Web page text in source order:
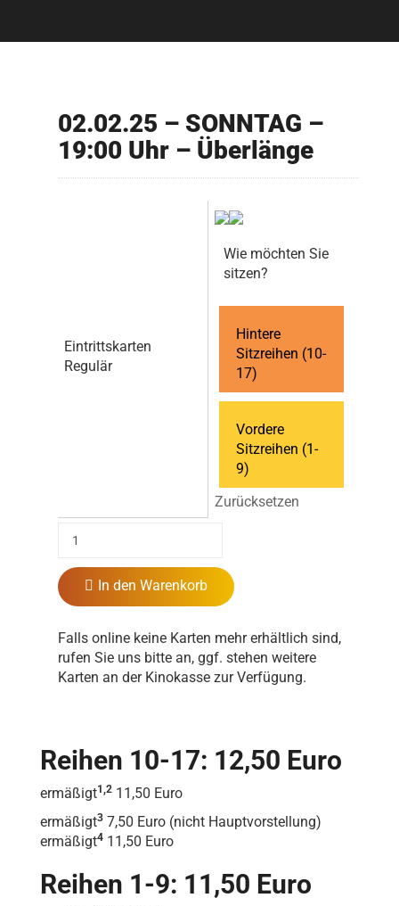
02.02.25 – SONNTAG –
19:00 Uhr – Überlänge
Eintrittskarten
Regulär
Wie möchten Sie
sitzen?
Hintere
Sitzreihen (10-
17)
Vordere
Sitzreihen (1-
9)
Zurücksetzen
In den Warenkorb
Falls online keine Karten mehr erhältlich sind,
rufen Sie uns bitte an, ggf. stehen weitere
Karten an der Kinokasse zur Verfügung.
Reihen 10-17: 12,50 Euro
ermäßigt1,2 11,50 Euro
ermäßigt3 7,50 Euro (nicht Hauptvorstellung)
ermäßigt4 11,50 Euro
Reihen 1-9: 11,50 Euro